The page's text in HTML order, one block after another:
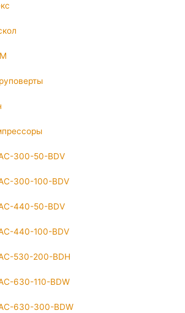
300-50-BDV
300-100-BDV
440-50-BDV
440-100-BDV
530-200-BDH
630-110-BDW
630-300-BDW